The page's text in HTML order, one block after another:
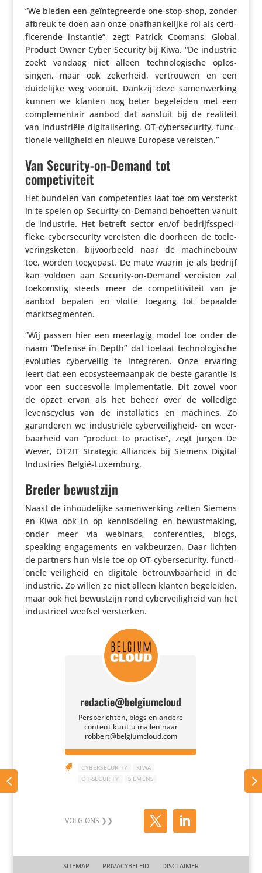
“We bieden een geïn­te­greerde one-stop-shop, zonder
afbreuk te doen aan onze onaf­han­ke­lijke rol als certi­
fi­ce­rende instantie”, zegt Patrick Coomans, Global
Product Owner Cyber Security bij Kiwa. “De industrie
zoekt vandaag niet alleen tech­no­lo­gi­sche oplos­
singen, maar ook zekerheid, vertrouwen en een
duide­lijke weg vooruit. Dankzij deze samen­wer­king
kunnen we klanten nog beter bege­leiden met een
comple­men­tair aanbod dat aansluit bij de realiteit
van indu­striële digi­ta­li­se­ring, OT-cyber­se­cu­rity, func­
ti­o­nele veilig­heid en nieuwe Europese vereisten.”
Van Security-on-Demand tot
competiviteit
Het bundelen van compe­ten­ties laat toe om versterkt
in te spelen op Security-on-Demand behoeften vanuit
de industrie. Het betreft sector en/​of bedrijfs­spe­ci­
fieke cyber­se­cu­rity vereisten die doorheen de toele­
ve­rings­keten, bijvoor­beeld naar de machi­ne­bouw
toe, worden toegepast. De mate waarin je als bedrijf
kan voldoen aan Security-on-Demand vereisten zal
toekom­stig steeds meer de compe­ti­ti­vi­teit van je
aanbod bepalen en vlotte toegang tot bepaalde
marktsegmenten.
“Wij passen hier een meerlagig model toe onder de
naam “Defense-in Depth” dat toelaat tech­no­lo­gi­sche
evoluties cyber­veilig te inte­greren. Onze ervaring
leert dat een ecosys­teem­aanpak de beste garantie is
voor een succes­volle imple­men­tatie. Dit zowel voor
de opzet ervan als het beheer over de volledige
levens­cy­clus van de instal­la­ties en machines. Zo
garan­deren we indu­striële cyber­vei­lig­heid- en weer­
baar­heid van “product to practise”, zegt Jurgen De
Wever, OT2IT Strategic Alliances bij Siemens Digital
Indu­stries België-Luxemburg.
Breder bewustzijn
Naast de inhou­de­lijke samen­wer­king zetten Siemens
en Kiwa ook in op kennis­de­ling en bewust­ma­king,
onder meer via webinars, confe­ren­ties, blogs,
speaking enga­ge­ments en vakbeurzen. Daar lichten
de partners hun visie toe op OT-cyber­se­cu­rity, func­ti­
o­nele veilig­heid en digitale betrouw­baar­heid in de
industrie. Zo willen ze niet alleen klanten bege­leiden,
maar ook het bewust­zijn rond cyber­vei­lig­heid van het
indu­strieel weefsel versterken.
redactie@belgiumcloud
Persberichten, blogs en andere
content kunt u mailen naar
robbert@belgiumcloud.com
 CYBERSECURITY
KIWA
OT-SECURITY
SIEMENS
SITEMAP PRIVACYBELEID DISCLAIMER